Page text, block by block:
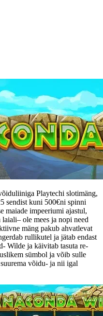
Playtechi slotimäng,
sendist kuni 500€ni spinni
maiade impeeriumi ajastul,
ole mees ja nopi need
mäng pakub ahvatlevat
rullikutel ja jätab endast
Wilde ja käivitab tasuta re-
sümbol ja võib sulle
võidu- ja nii igal